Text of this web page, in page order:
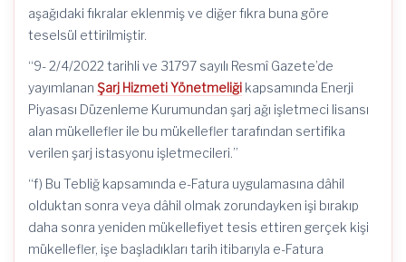
aşağıdaki fıkralar eklenmiş ve diğer fıkra buna göre
teselsül ettirilmiştir.
“9- 2/4/2022 tarihli ve 31797 sayılı Resmî Gazete’de
yayımlanan Şarj Hizmeti Yönetmeliği kapsamında Enerji
Piyasası Düzenleme Kurumundan şarj ağı işletmeci lisansı
alan mükellefler ile bu mükellefler tarafından sertifika
verilen şarj istasyonu işletmecileri.”
“f) Bu Tebliğ kapsamında e-Fatura uygulamasına dâhil
olduktan sonra veya dâhil olmak zorundayken işi bırakıp
daha sonra yeniden mükellefiyet tesis ettiren gerçek kişi
mükellefler, işe başladıkları tarih itibarıyla e-Fatura